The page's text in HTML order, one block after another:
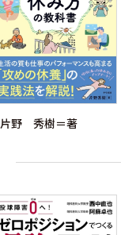
片野 秀樹＝著